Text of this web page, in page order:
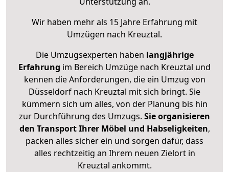
Wir haben mehr als 15 Jahre Erfahrung mit
Umzügen nach Kreuztal.
Die Umzugsexperten haben langjährige
Erfahrung im Bereich Umzüge nach Kreuztal und
kennen die Anforderungen, die ein Umzug von
Düsseldorf nach Kreuztal mit sich bringt. Sie
kümmern sich um alles, von der Planung bis hin
zur Durchführung des Umzugs. Sie organisieren
den Transport Ihrer Möbel und Habseligkeiten,
packen alles sicher ein und sorgen dafür, dass
alles rechtzeitig an Ihrem neuen Zielort in
Kreuztal ankommt.